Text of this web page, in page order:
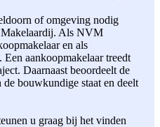
of omgeving nodig
Als NVM
en als
aankoopmakelaar treedt
Daarnaast beoordeelt de
bouwkundige staat en deelt
u graag bij het vinden